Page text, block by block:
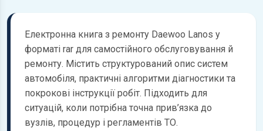
Електронна книга з ремонту Daewoo Lanos у
форматі rar для самостійного обслуговування й
ремонту. Містить структурований опис систем
автомобіля, практичні алгоритми діагностики та
покрокові інструкції робіт. Підходить для
ситуацій, коли потрібна точна прив’язка до
вузлів, процедур і регламентів ТО.